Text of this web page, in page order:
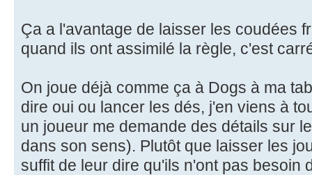
Ça a l'avantage de laisser les coudées
quand ils ont assimilé la règle, c'est
On joue déjà comme ça à Dogs à ma
dire oui ou lancer les dés, j'en viens à
un joueur me demande des détails sur
dans son sens). Plutôt que laisser les
suffit de leur dire qu'ils n'ont pas besoin